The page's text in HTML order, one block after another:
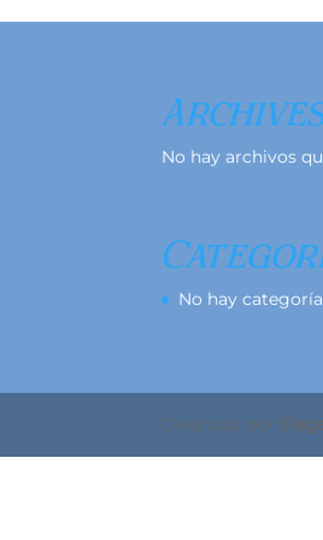
No hay archivos
No hay
Diseñado por